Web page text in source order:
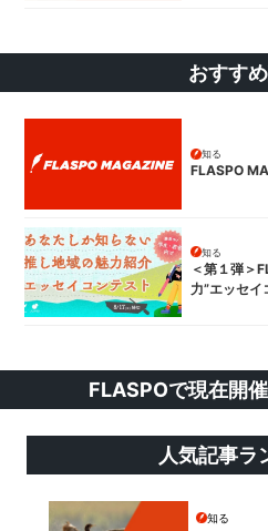
おすす
FLASPO
知る
＜第１弾＞
力”エッセ
知る
FLASPOで現在開
人気記事ラ
知る